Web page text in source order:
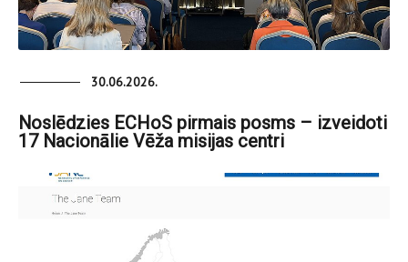
30.06.2026.
Noslēdzies ECHoS pirmais posms – izveidoti
17 Nacionālie Vēža misijas centri